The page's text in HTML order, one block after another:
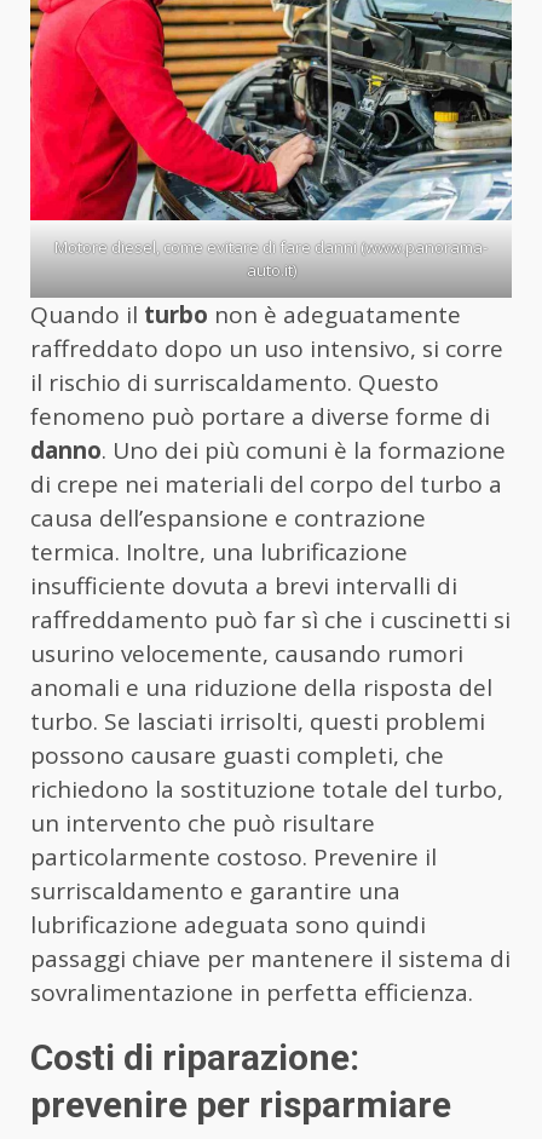
Motore diesel, come evitare di fare danni (www.panorama-
auto.it)
Quando il turbo non è adeguatamente
raffreddato dopo un uso intensivo, si corre
il rischio di surriscaldamento. Questo
fenomeno può portare a diverse forme di
danno. Uno dei più comuni è la formazione
di crepe nei materiali del corpo del turbo a
causa dell’espansione e contrazione
termica. Inoltre, una lubrificazione
insufficiente dovuta a brevi intervalli di
raffreddamento può far sì che i cuscinetti si
usurino velocemente, causando rumori
anomali e una riduzione della risposta del
turbo. Se lasciati irrisolti, questi problemi
possono causare guasti completi, che
richiedono la sostituzione totale del turbo,
un intervento che può risultare
particolarmente costoso. Prevenire il
surriscaldamento e garantire una
lubrificazione adeguata sono quindi
passaggi chiave per mantenere il sistema di
sovralimentazione in perfetta efficienza.
Costi di riparazione:
prevenire per risparmiare